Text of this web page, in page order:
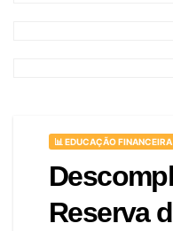
📊 EDUCAÇÃO FINANCEIRA
Reserva